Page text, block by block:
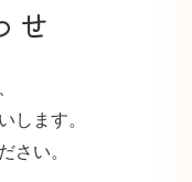
せ
します。
さい。